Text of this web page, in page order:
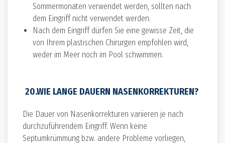
Sommermonaten verwendet werden, sollten nach
dem Eingriff nicht verwendet werden.
Nach dem Eingriff dürfen Sie eine gewisse Zeit, die
von Ihrem plastischen Chirurgen empfohlen wird,
weder im Meer noch im Pool schwimmen.
20.WIE LANGE DAUERN NASENKORREKTUREN?
Die Dauer von Nasenkorrekturen variieren je nach
durchzuführendem Eingriff. Wenn keine
Septumkrümmung bzw. andere Probleme vorliegen,